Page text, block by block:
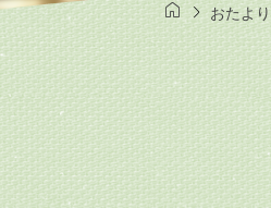
おたより